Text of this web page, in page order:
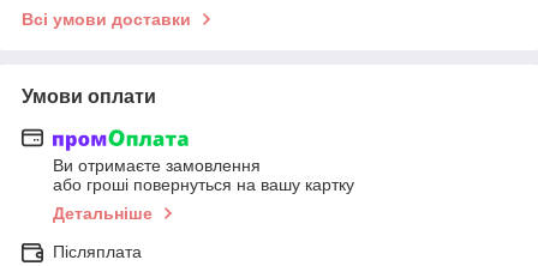
Всі умови доставки
Умови оплати
Ви отримаєте замовлення
або гроші повернуться на вашу картку
Детальніше
Післяплата